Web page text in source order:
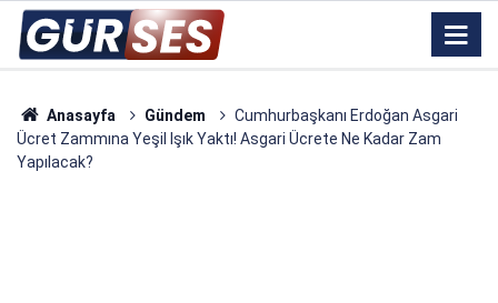
Anasayfa Gündem
Cumhurbaşkanı Erdoğan Asgari
Ücret Zammına Yeşil Işık Yaktı! Asgari Ücrete Ne Kadar Zam
Yapılacak?